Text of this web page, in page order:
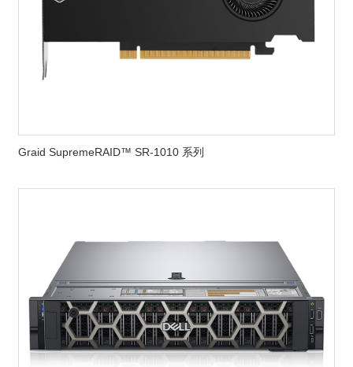
Graid SupremeRAID™ SR-1010 系列